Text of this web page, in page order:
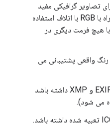
۸ بیتی برای تصاویر گرافیکی مفید
است. کانال آلفا را می توان همراه با RGB با اتلاف استفاده
هیچ فرمت دیگری در
رنگ واقعی پشتیبانی می
ممکن است متادیتای EXIF ​​و XMP داشته باشد
می شود).